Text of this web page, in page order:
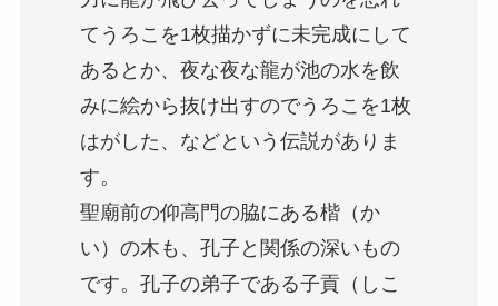
てうろこを1枚描かずに未完成にして
あるとか、夜な夜な龍が池の水を飲
みに絵から抜け出すのでうろこを1枚
はがした、などという伝説がありま
す。
聖廟前の仰高門の脇にある楷（か
い）の木も、孔子と関係の深いもの
です。孔子の弟子である子貢（しこ